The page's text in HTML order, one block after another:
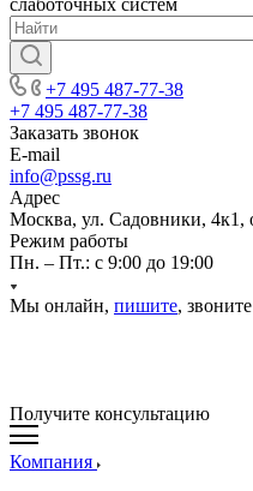
слаботочных систем
+7 495 487-77-38
+7 495 487-77-38
Заказать звонок
E-mail
info@pssg.ru
Адрес
Москва, ул. Садовники, 4к1,
Режим работы
Пн. – Пт.: с 9:00 до 19:00
Мы онлайн, пишите, звоните
Получите консультацию
Компания